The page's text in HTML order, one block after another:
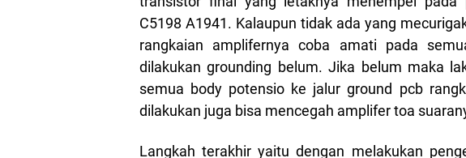
C5198 A1941. Kalaupun tidak ada yang
rangkaian amplifernya coba amati pada
dilakukan grounding belum. Jika belum maka
semua body potensio ke jalur ground pcb
dilakukan juga bisa mencegah amplifer toa
Langkah terakhir yaitu dengan melakukan